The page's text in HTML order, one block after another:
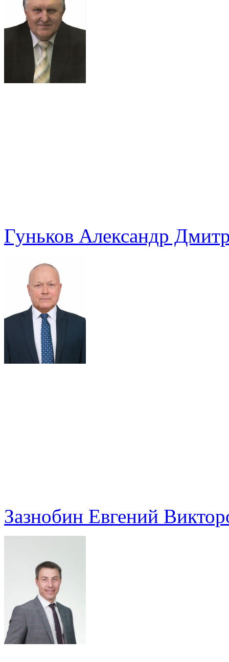
Гуньков Александр
Зазнобин Евгений